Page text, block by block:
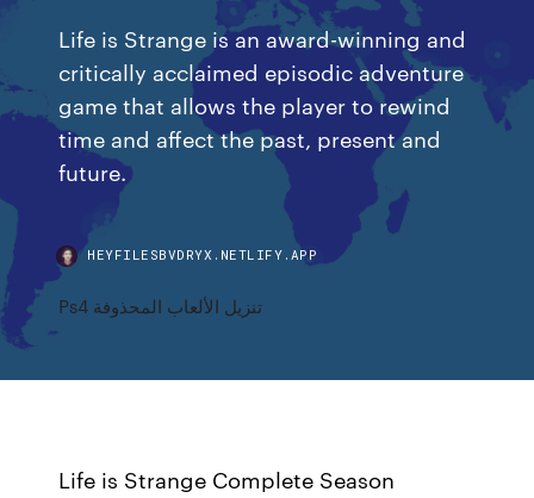
Life is Strange is an award-winning and
critically acclaimed episodic adventure
game that allows the player to rewind
time and affect the past, present and
future.
HEYFILESBVDRYX.NETLIFY.APP
Ps4 تنزيل الألعاب المحذوفة
Life is Strange Complete Season